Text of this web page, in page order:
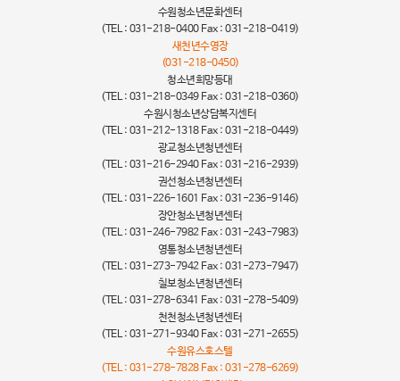
수원청소년문화센터
(TEL : 031-218-0400 Fax : 031-218-0419)
새천년수영장
(031-218-0450)
청소년희망등대
(TEL : 031-218-0349 Fax : 031-218-0360)
수원시청소년상담복지센터
(TEL : 031-212-1318 Fax : 031-218-0449)
광교청소년청년센터
(TEL : 031-216-2940 Fax : 031-216-2939)
권선청소년청년센터
(TEL : 031-226-1601 Fax : 031-236-9146)
장안청소년청년센터
(TEL : 031-246-7982 Fax : 031-243-7983)
영통청소년청년센터
(TEL : 031-273-7942 Fax : 031-273-7947)
칠보청소년청년센터
(TEL : 031-278-6341 Fax : 031-278-5409)
천천청소년청년센터
(TEL : 031-271-9340 Fax : 031-271-2655)
수원유스호스텔
(TEL : 031-278-7828 Fax : 031-278-6269)